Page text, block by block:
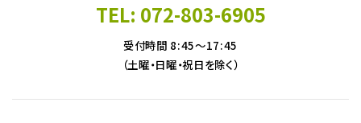
TEL: 072-803-6905
受付時間 8:45～17:45
（土曜・日曜・祝日を除く）